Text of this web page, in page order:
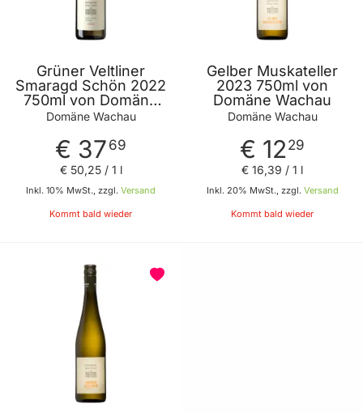
Grüner Veltliner
Smaragd Schön 2022
750ml von Domäne
Wachau
Domäne Wachau
€ 37 69
Inkl. 10% MwSt., zzgl. Versand
€ 50,25/ 1 l
Kommt bald wieder
Gelber Muskateller
2023 750ml von
Domäne Wachau
Domäne Wachau
€ 1229
Inkl. 20% MwSt., zzgl. Versand
€ 16,39 / 1 l
Kommt bald wieder